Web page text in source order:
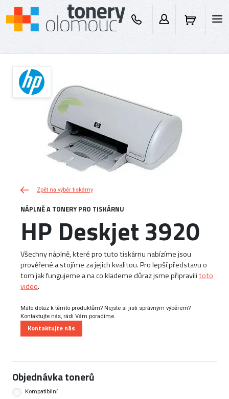
Zpět na výběr tiskárny
NÁPLNĚ A TONERY PRO TISKÁRNU
HP Deskjet 3920
Všechny náplně, které pro tuto tiskárnu nabízíme jsou
prověřené a stojíme za jejich kvalitou. Pro lepší představu o
tom jak fungujeme a na co klademe důraz jsme připravilitoto
video.
Máte dotaz k těmto produktům? Nejste si jisti správným výběrem?
Kontaktujte nás, rádi Vám poradíme.
Kontaktujte nás
Objednávka tonerů
Kompatibilní